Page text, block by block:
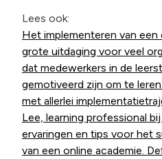
Lees ook:
Het implementeren van een
grote uitdaging voor veel
dat medewerkers in de
gemotiveerd zijn om te
met allerlei
Lee, learning professional
ervaringen en tips voor het
van een online academie.